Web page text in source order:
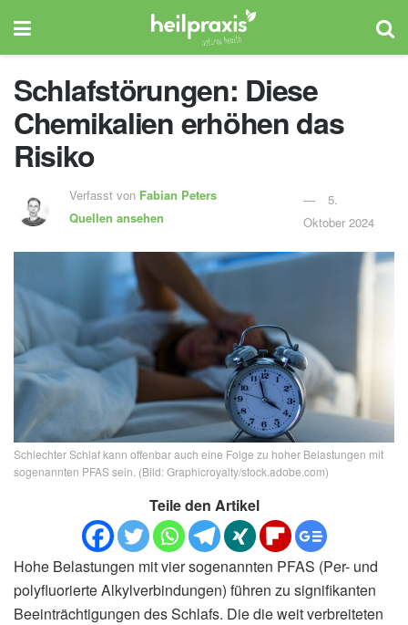
Schlafstörungen: Diese
Chemikalien erhöhen das
Risiko
Verfasst von Fabian Peters
Quellen ansehen
5.
Oktober 2024
Schlechter Schlaf kann offenbar auch eine Folge zu hoher Belastungen mit
sogenannten PFAS sein. (Bild: Graphicroyalty/stock.adobe.com)
Teile den Artikel
Hohe Belastungen mit vier sogenannten PFAS (Per- und
polyfluorierte Alkylverbindungen) führen zu signifikanten
Beeinträchtigungen des Schlafs. Die die weit verbreiteten